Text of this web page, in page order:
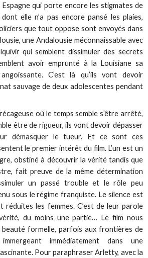
Espagne qui porte encore les stigmates de
elle n’a pas encore pansé les plaies,
que tout oppose sont envoyés dans
une Andalousie méconnaissable avec
qui semblent dissimuler des secrets
avoir emprunté à la Louisiane sa
C’est là qu’ils vont devoir
sauvage de deux adolescentes pendant
où le temps semble s’être arrêté,
être de rigueur, ils vont devoir dépasser
démasquer le tueur. Et ce sont ces
le premier intérêt du film. L’un est un
obstiné à découvrir la vérité tandis que
fait preuve de la même détermination
un passé trouble et le rôle peu
sous le régime franquiste. Le silence est
réduites les femmes. C’est de leur parole
du moins une partie… Le film nous
beauté formelle, parfois aux frontières de
immédiatement dans une
Pour paraphraser Arletty, avec la